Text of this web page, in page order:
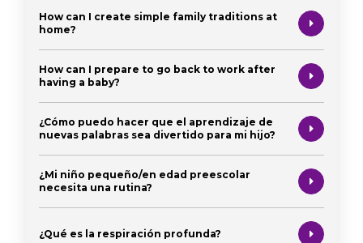
How can I create simple family traditions at
home?
How can I prepare to go back to work after
having a baby?
¿Cómo puedo hacer que el aprendizaje de
nuevas palabras sea divertido para mi hijo?
¿Mi niño pequeño/en edad preescolar
necesita una rutina?
¿Qué es la respiración profunda?